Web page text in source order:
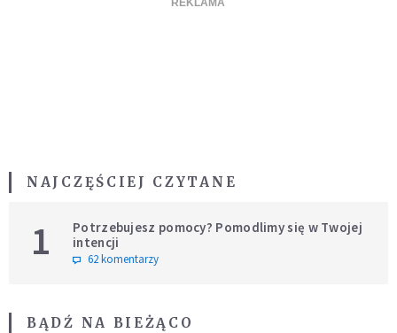
NAJCZĘŚCIEJ CZYTANE
1
Potrzebujesz pomocy? Pomodlimy się w Twojej
intencji
62 komentarzy
BĄDŹ NA BIEŻĄCO